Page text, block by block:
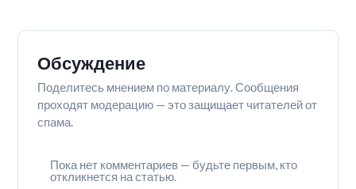
Обсуждение
Поделитесь мнением по материалу. Сообщения
проходят модерацию — это защищает читателей от
спама.
Пока нет комментариев — будьте первым, кто
откликнется на статью.